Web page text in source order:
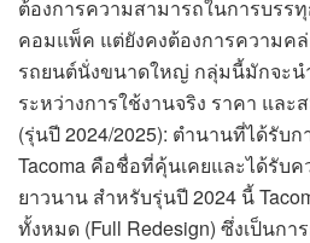
ต้องการความสามารถในการบรร
คอมแพ็ค แต่ยังคงต้องการความค
รถยนต์นั่งขนาดใหญ่ กลุ่มนี้มักจะน
ระหว่างการใช้งานจริง ราคา และ
(รุ่นปี 2024/2025): ตำนานที่ได้รับก
Tacoma คือชื่อที่คุ้นเคยและได้รับค
ยาวนาน สำหรับรุ่นปี 2024 นี้
ทั้งหมด (Full Redesign) ซึ่งเป็นก